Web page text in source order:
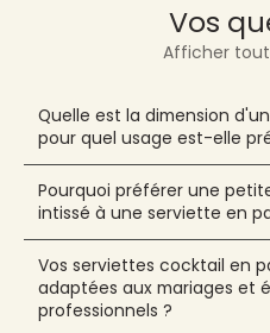
Vos
Afficher
Quelle est la dimension
pour quel usage est-elle
Pourquoi préférer une
intissé à une serviette en
Vos serviettes cocktail en
adaptées aux mariages et
professionnels ?